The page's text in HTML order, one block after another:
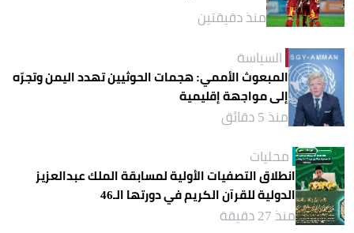
منذ دقيقتين
السياسة
المبعوث الأممي: هجمات الحوثيين تهدد اليمن وتجرّه
إلى مواجهة إقليمية
منذ 5 دقائق
محليات
انطلاق التصفيات الأولية لمسابقة الملك عبدالعزيز
الدولية للقرآن الكريم في دورتها الـ46
منذ 27 دقيقة